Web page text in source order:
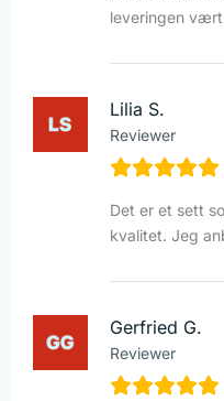
leveringen
Lilia S.
Reviewer
Det er et sett
kvalitet. Jeg
Gerfried G.
Reviewer